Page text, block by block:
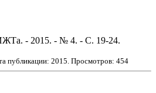
- 2015. - № 4. - С. 19-24.
публикации: 2015 . Просмотров: 454